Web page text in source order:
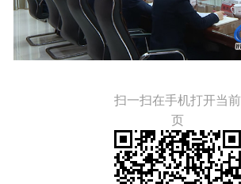
扫一扫在手机打开当前
页